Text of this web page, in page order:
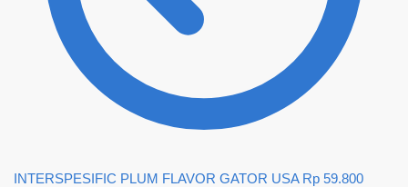
INTERSPESIFIC PLUM FLAVOR GATOR USA Rp 59.800